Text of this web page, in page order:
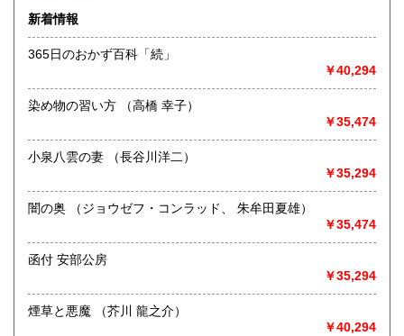
沿線名：-
最寄駅：-
営業時間：-
定休日：-
書籍の買取について
取り扱い分野
総記、哲学宗教、歴史、社会科学、自然科学、美術工芸、国
語国文、外国文学、古典籍、近代文献、趣味、外国書、サブ
カルチャー、古書一般（その他）
新着情報
365日のおかず百科「続」
￥40,294
染め物の習い方 （高橋 幸子）
￥35,474
小泉八雲の妻 （長谷川洋二）
￥35,294
闇の奥 （ジョウゼフ・コンラッド、 朱牟田夏雄）
￥35,474
函付 安部公房
￥35,294
煙草と悪魔 （芥川 龍之介）
￥40,294